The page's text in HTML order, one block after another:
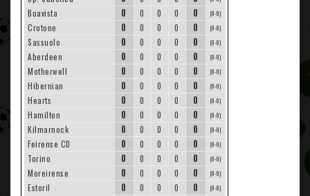
Boavista 0 0 0 0 0 (0-0)
Crotone 0 0 0 0 0 (0-0)
Sassuolo 0 0 0 0 0 (0-0)
Aberdeen 0 0 0 0 0 (0-0)
Motherwell 0 0 0 0 0 (0-0)
Hibernian 0 0 0 0 0 (0-0)
Hearts 0 0 0 0 0 (0-0)
Hamilton 0 0 0 0 0 (0-0)
Kilmarnock 0 0 0 0 0 (0-0)
Feirense CD 0 0 0 0 0 (0-0)
Torino 0 0 0 0 0 (0-0)
Moreirense 0 0 0 0 0 (0-0)
Estoril 0 0 0 0 0 (0-0)